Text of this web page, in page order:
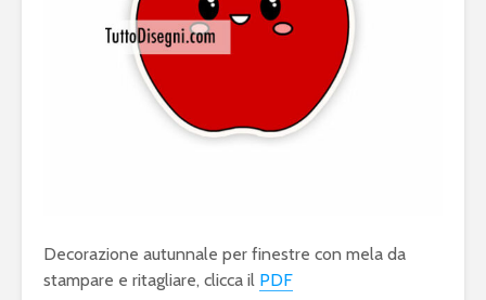
Decorazione autunnale per finestre con mela da
stampare e ritagliare, clicca il PDF